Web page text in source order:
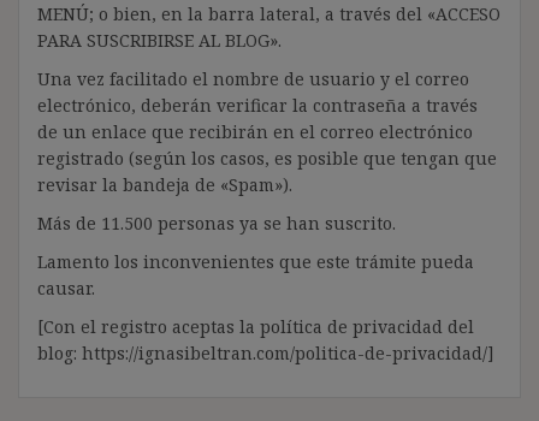
MENÚ; o bien, en la barra lateral, a través del «ACCESO
PARA SUSCRIBIRSE AL BLOG».
Una vez facilitado el nombre de usuario y el correo
electrónico, deberán verificar la contraseña a través
de un enlace que recibirán en el correo electrónico
registrado (según los casos, es posible que tengan que
revisar la bandeja de «Spam»).
Más de 11.500 personas ya se han suscrito.
Lamento los inconvenientes que este trámite pueda
causar.
[Con el registro aceptas la política de privacidad del
blog: https://ignasibeltran.com/politica-de-privacidad/]